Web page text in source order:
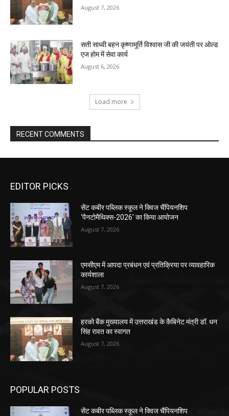
August 7, 2026
सती साध्वी बहन कृष्णामूर्ति विश्वास जी की जयंती पर ओल्ड
एज होम में सेवा कार्य
August 6, 2026
Load more
RECENT COMMENTS
EDITOR PICKS
सेंट कबीर पब्लिक स्कूल ने क्विज चैंपियनशिप
‘पैनटोमैथिक्स-2026’ का किया आयोजन
August 7, 2026
एमसीएम में आपदा प्रबंधन एवं प्रतिक्रिया पर व्यावहारिक
कार्यशाला
August 7, 2026
हरको बैंक मुख्यालय में उत्तराखंड के कैबिनेट मंत्री डॉ. धन
सिंह रावत का स्वागत
August 7, 2026
POPULAR POSTS
सेंट कबीर पब्लिक स्कूल ने क्विज चैंपियनशिप